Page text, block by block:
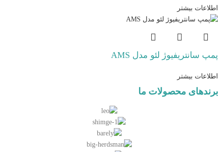
اطلاعات بیشتر
پمپ سانتریفیوژ لئو مدل AMS
اطلاعات بیشتر
برندهای محصولات ما